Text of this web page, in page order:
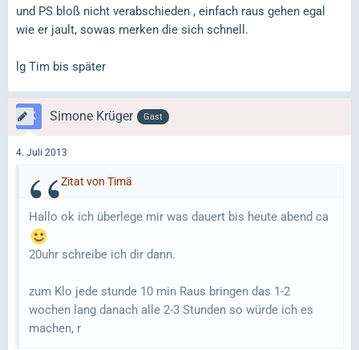
und PS bloß nicht verabschieden , einfach raus gehen egal
wie er jault, sowas merken die sich schnell.
lg Tim bis später
Simone Krüger Gast
4. Juli 2013
Zitat von Timä
Hallo ok ich überlege mir was dauert bis heute abend ca
20uhr schreibe ich dir dann.
zum Klo jede stunde 10 min Raus bringen das 1-2
wochen lang danach alle 2-3 Stunden so würde ich es
machen, r